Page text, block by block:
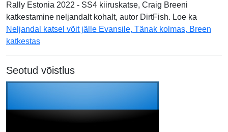
Rally Estonia 2022 - SS4 kiiruskatse, Craig Breeni
katkestamine neljandalt kohalt, autor DirtFish. Loe ka
Neljandal katsel võit jälle Evansile, Tänak kolmas, Breen
katkestas
Seotud võistlus